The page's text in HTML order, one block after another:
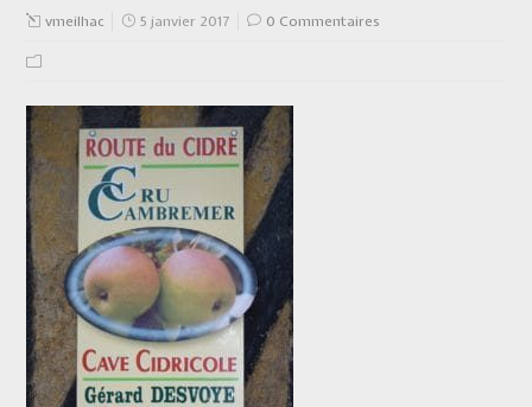
vmeilhac 5 janvier 2017 0 Commentaires